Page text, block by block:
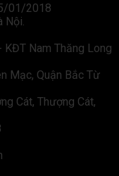
01/2018
Nội.
KĐT Nam Thăng Long
Mạc, Quận Bắc Từ
Cát, Thượng Cát,